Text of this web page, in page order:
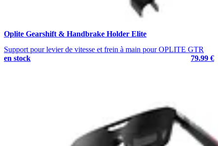
Oplite Gearshift & Handbrake Holder Elite
Support pour levier de vitesse et frein à main pour OPLITE GTR
en stock
79.99 €